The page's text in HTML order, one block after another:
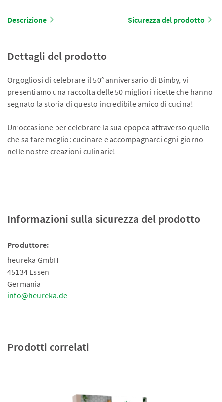
Descrizione Sicurezza del prodotto
Dettagli del prodotto
Orgogliosi di celebrare il 50° anniversario di Bimby, vi
presentiamo una raccolta delle 50 migliori ricette che hanno
segnato la storia di questo incredibile amico di cucina!
Un’occasione per celebrare la sua epopea attraverso quello
che sa fare meglio: cucinare e accompagnarci ogni giorno
nelle nostre creazioni culinarie!
Informazioni sulla sicurezza del prodotto
Produttore:
heureka GmbH
45134 Essen
Germania
info@heureka.de
Prodotti correlati